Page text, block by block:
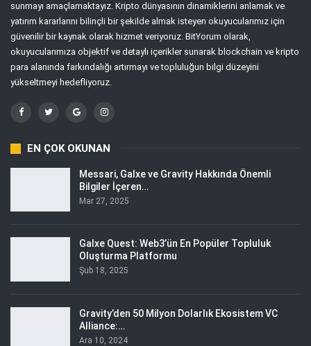
sunmayı amaçlamaktayız. Kripto dünyasının dinamiklerini anlamak ve
yatırım kararlarını bilinçli bir şekilde almak isteyen okuyucularımız için
güvenilir bir kaynak olarak hizmet veriyoruz. BitYorum olarak,
okuyucularımıza objektif ve detaylı içerikler sunarak blockchain ve kripto
para alanında farkındalığı artırmayı ve topluluğun bilgi düzeyini
yükseltmeyi hedefliyoruz.
EN ÇOK OKUNAN
Messari, Galxe ve Gravity Hakkında Önemli
Bilgiler İçeren…
Mar 27, 2025
Galxe Quest: Web3’ün En Popüler Topluluk
Oluşturma Platformu
Şub 18, 2025
Gravity’den 50 Milyon Dolarlık Ekosistem VC
Alliance:…
Ara 10, 2024